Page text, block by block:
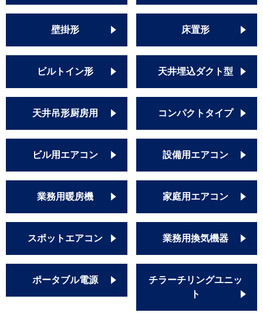
壁掛形 床置形
ビルトイン形 天井埋込ダクト型
天井吊形厨房用 コンパクトタイプ
ビル用エアコン 設備用エアコン
業務用暖房機 家庭用エアコン
スポットエアコン 業務用換気機器
ポータブル電源
チラーチリングユニッ
ト